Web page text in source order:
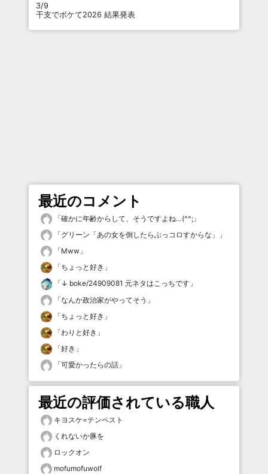
3/9
干支でボケて2026 結果発表
最近のコメント
「確かに年齢からして、そうですよね…(^^; 」
「グリーン「あの女を倒したらぶっコロすからな」
」
「Mww 」
「ちょっと好き 」
「 ↓ boke/24909081 元ネタはこっちです 」
「なんか政治家がやってそう 」
「ちょっと好き 」
「わりと好き 」
「好き 」
「可愛かったらの話 」
最近の評価されている職人
キヨスケ=テンペスト
くれないか豚を
ロックオン
mofumofuwolf